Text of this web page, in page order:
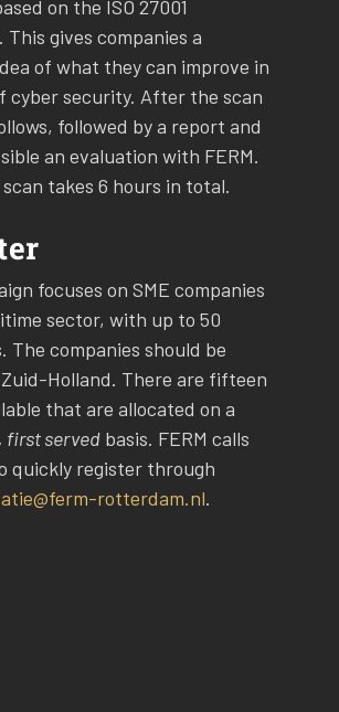
on the ISO 27001
This gives companies a
of what they can improve in
cyber security. After the scan
followed by a report and
an evaluation with FERM.
takes 6 hours in total.
focuses on SME companies
sector, with up to 50
The companies should be
Holland. There are fifteen
that are allocated on a
first servedbasis. FERM calls
quickly register through
rotterdam.nl.